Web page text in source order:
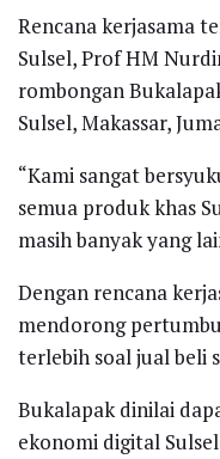
Rencana kerjasama
Sulsel, Prof HM
rombongan
Sulsel, Makassar,
“Kami sangat
semua produk khas
masih banyak yang
Dengan rencana
mendorong
terlebih soal jual beli
Bukalapak dinilai
ekonomi digital